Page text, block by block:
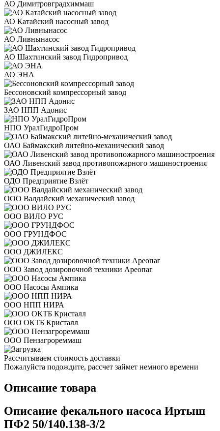
АО Димитровградхиммаш
АО Катайский насосный завод
АО Ливнынасос
АО Шахтинский завод Гидропривод
АО ЭНА
Бессоновский компрессорный завод
ЗАО НПП Адонис
НПО УралГидроПром
ОАО Баймакский литейно-механический завод
ОАО Ливенский завод противопожарного машиностроения
ОДО Предприятие Взлёт
ООО Валдайский механический завод
ООО ВИЛО РУС
ООО ГРУНДФОС
ООО ДЖИЛЕКС
ООО Завод дозировочной техники Ареопаг
ООО Насосы Ампика
ООО НПП НИРА
ООО ОКТБ Кристалл
ООО Пензагрореммаш
Рассчитываем стоимость доставки
Пожалуйста подождите, рассчет займет немного времени
Описание товара
Описание фекального насоса Иртыш
ПФ2 50/140.138-3/2